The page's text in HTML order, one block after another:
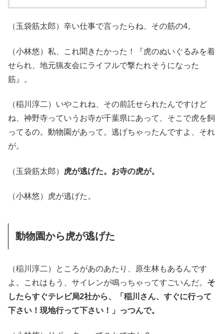
（玉袋筋太郎）辛い仕事で言ったらね、その筋の4。
（小林悠）私、これ聞きたかった！『虎のぬいぐるみを着
せられ、地元猟友会にライフルで撃たれそうになった
筋』。
（稲川淳二）いやこれね、その前託せられたんですけど
ね、神野寺っていうお寺が千葉県にあって、そこで虎を飼
ってるの。動物園があって。逃げちゃったんですよ、それ
が。
（玉袋筋太郎） 虎が逃げた。お寺の虎が。
（小林悠）虎が逃げた。
動物園から虎が逃げた
（稲川淳二）ところがあのあたり、原生林もあるんです
よ。これはもう、サイレンが鳴っちゃってすごいんだ。 そ
したらすぐテレビ局2社から、「稲川さん、すぐに行って
下さい！現地行って下さい！」っつんで。